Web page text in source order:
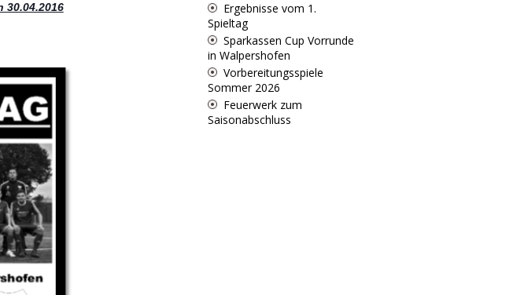
30.04.2016
Ergebnisse vom 1.
Spieltag
Sparkassen Cup Vorrunde
in Walpershofen
Vorbereitungsspiele
Sommer 2026
Feuerwerk zum
Saisonabschluss